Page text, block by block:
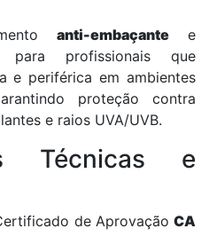
anti-embaçantee
profissionais que
e periférica em ambientes
proteção contra
e raios UVA/UVB.
Técnicas e
de Aprovação CA